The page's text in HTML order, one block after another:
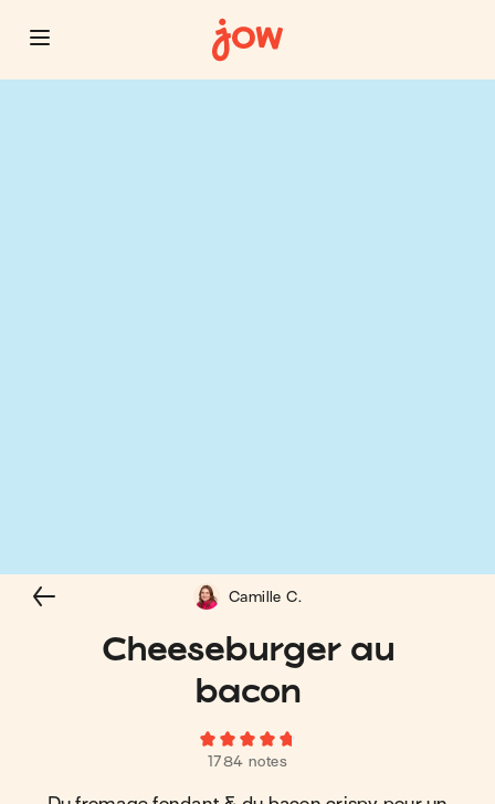
Cheeseburger au
bacon
1784 notes
Camille C.